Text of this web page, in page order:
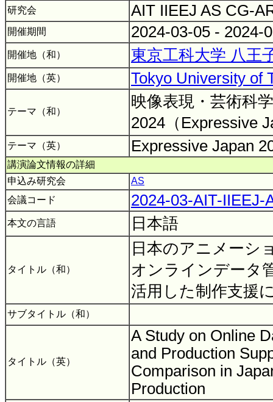
研究会
AIT IIEEJ AS CG-
開催期間 2024-03-05 - 2024-
開催地（和） 東京工科大学 八王
開催地（英） Tokyo University of
テーマ（和）
映像表現・芸術科
2024（Expressive
テーマ（英） Expressive Japan
講演論文情報の詳細
申込み研究会
AS
会議コード
2024-03-AIT-IIEEJ-
本文の言語 日本語
タイトル（和）
日本のアニメーシ
オンラインデータ
活用した制作支援
サブタイトル（和）
タイトル（英）
A Study on Online
and Production
Comparison in
Production